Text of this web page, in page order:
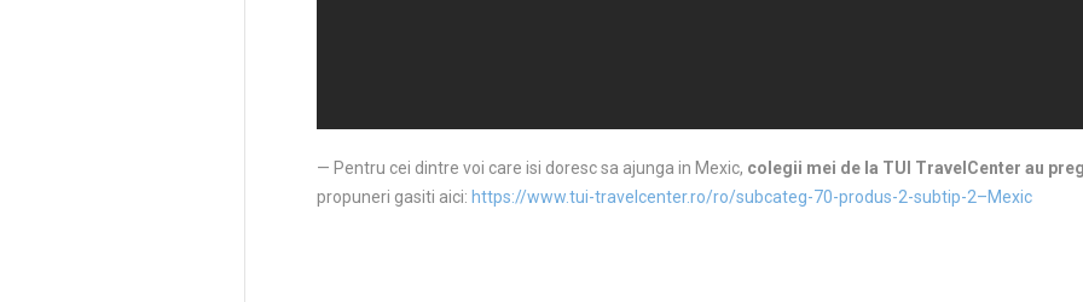
— Pentru cei dintre voi care isi doresc sa ajunga in Mexic, colegii mei de la TUI TravelCenter au
propuneri gasiti aici: https://www.tui-travelcenter.ro/ro/subcateg-70-produs-2-subtip-2–Mexic